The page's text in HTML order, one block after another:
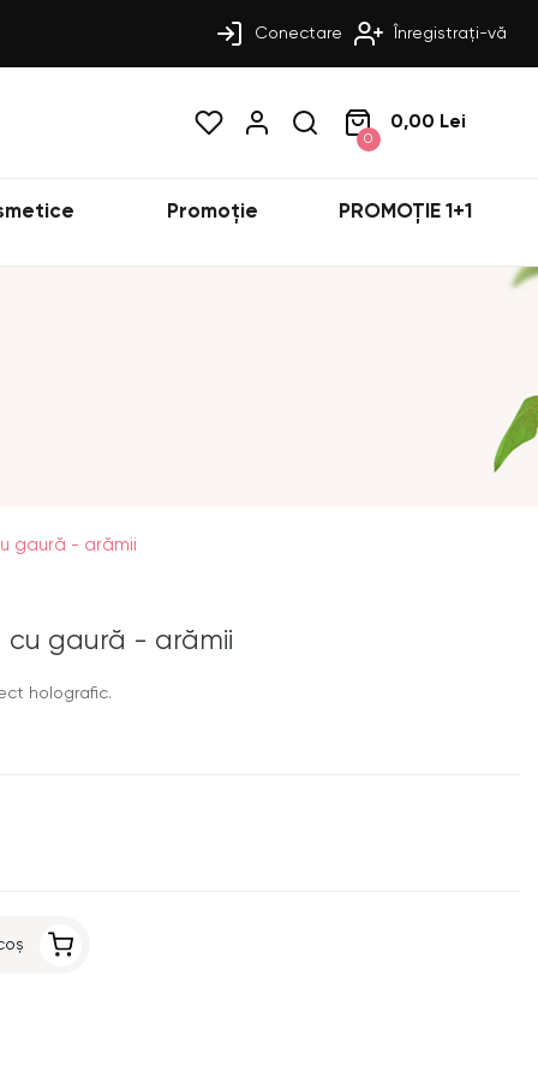
Conectare Înregistrați-vă
0
0,00 Lei
Promoție PROMOȚIE 1+1
gaură - arămii
cu gaură - arămii
holografic.